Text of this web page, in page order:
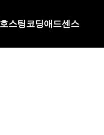
호스팅코딩애드센스